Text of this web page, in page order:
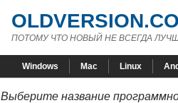
ПОТОМУ ЧТО НОВЫЙ НЕ ВСЕГДА
Windows Mac Linux
Выберите название